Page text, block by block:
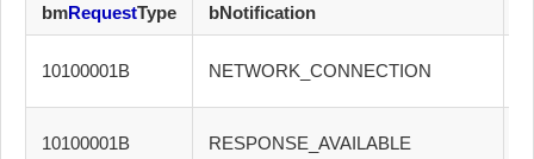
bmRequestType bNotification
10100001B NETWORK_CONNECTION
10100001B RESPONSE_AVAILABLE